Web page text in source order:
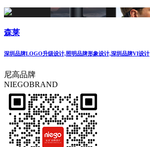
森莱
深圳品牌LOGO升级设计,照明品牌形象设计,深圳品牌VI设计
尼高品牌
NIEGOBRAND